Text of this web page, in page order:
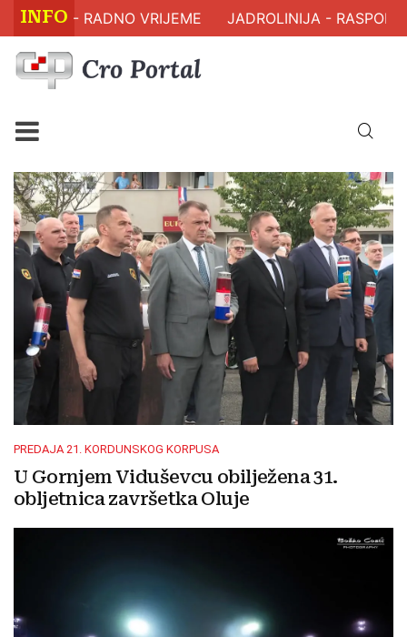
INFO
- RADNO VRIJEME JADROLINIJA - RASPORED
PREDAJA 21. KORDUNSKOG KORPUSA
U Gornjem Viduševcu obilježena 31.
obljetnica završetka Oluje